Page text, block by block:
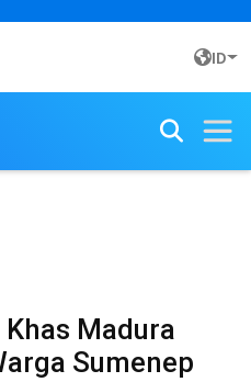
ID
Madura
Sumenep